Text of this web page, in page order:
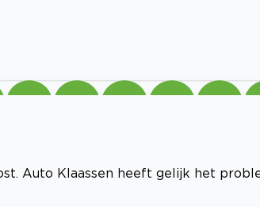
Auto Klaassen heeft gelijk het